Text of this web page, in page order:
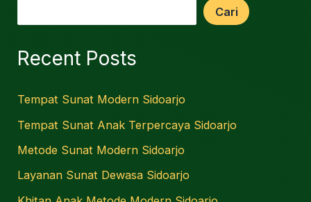
Cari
Recent Posts
Tempat Sunat Modern Sidoarjo
Tempat Sunat Anak Terpercaya Sidoarjo
Metode Sunat Modern Sidoarjo
Layanan Sunat Dewasa Sidoarjo